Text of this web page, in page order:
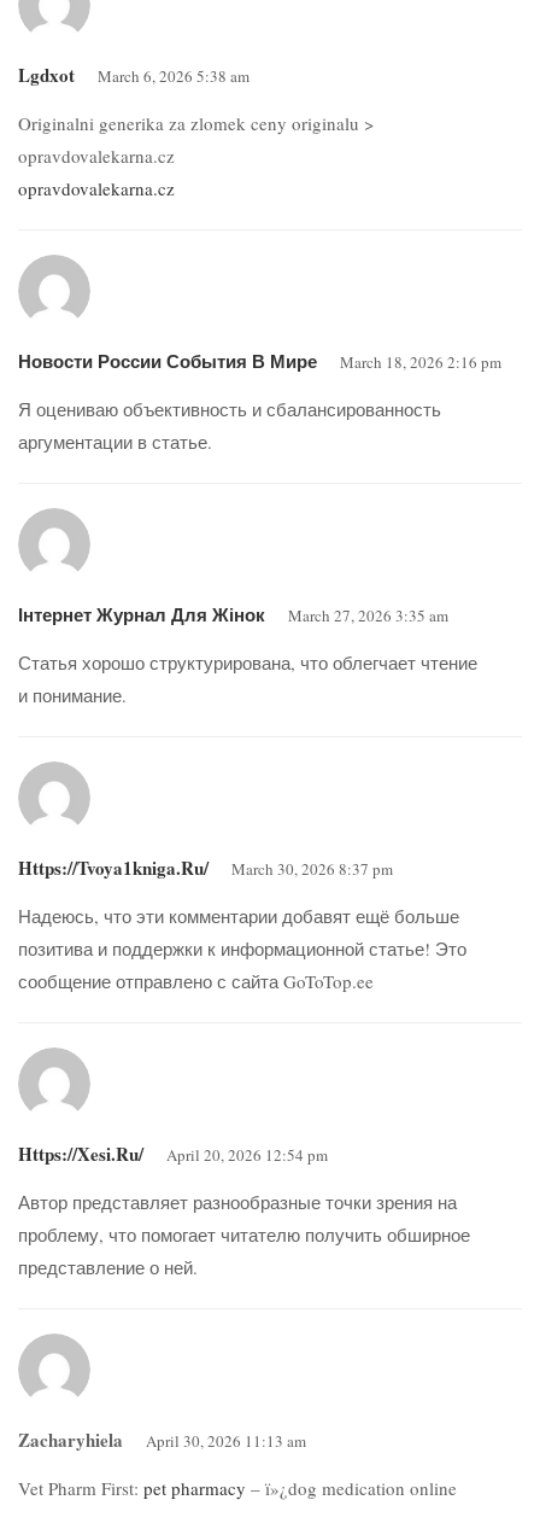
Lgdxot March 6, 2026 5:38 am
Originalni generika za zlomek ceny originalu >
opravdovalekarna.cz
opravdovalekarna.cz
Новости России События В Мире March 18, 2026 2:16 pm
Я оцениваю объективность и сбалансированность
аргументации в статье.
Інтернет Журнал Для Жінок March 27, 2026 3:35 am
Статья хорошо структурирована, что облегчает чтение
и понимание.
Https://tvoya1kniga.ru/ March 30, 2026 8:37 pm
Надеюсь, что эти комментарии добавят ещё больше
позитива и поддержки к информационной статье! Это
сообщение отправлено с сайта GoToTop.ee
Https://xesi.ru/ April 20, 2026 12:54 pm
Автор представляет разнообразные точки зрения на
проблему, что помогает читателю получить обширное
представление о ней.
Zacharyhiela April 30, 2026 11:13 am
Vet Pharm First: pet pharmacy – ï»¿dog medication online